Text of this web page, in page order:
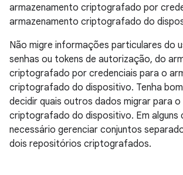
armazenamento criptografado por
armazenamento criptografado do
Não migre informações particulares do
senhas ou tokens de autorização, do
criptografado por credenciais para o
criptografado do dispositivo. Tenha
decidir quais outros dados migrar para
criptografado do dispositivo. Em alguns
necessário gerenciar conjuntos
dois repositórios criptografados.